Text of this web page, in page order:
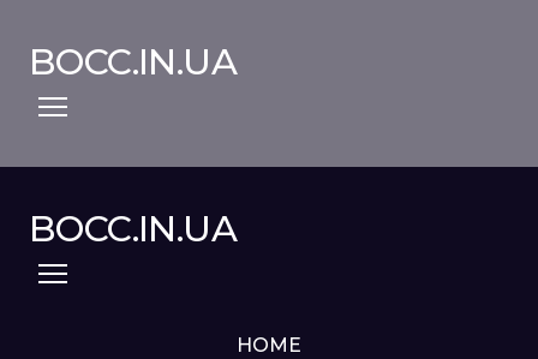
BOCC.IN.UA
BOCC.IN.UA
HOME